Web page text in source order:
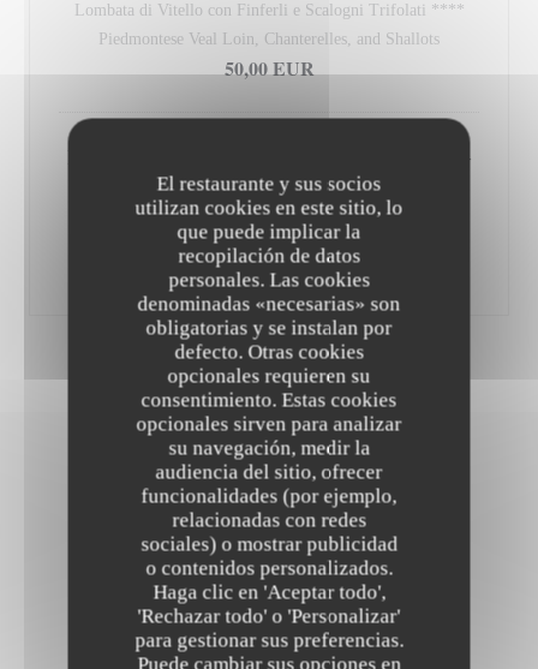
El restaurante y sus socios
utilizan cookies en este sitio, lo
que puede implicar la
recopilación de datos
personales. Las cookies
denominadas «necesarias» son
obligatorias y se instalan por
defecto. Otras cookies
opcionales requieren su
consentimiento. Estas cookies
opcionales sirven para analizar
su navegación, medir la
audiencia del sitio, ofrecer
funcionalidades (por ejemplo,
relacionadas con redes
sociales) o mostrar publicidad
o contenidos personalizados.
Haga clic en 'Aceptar todo',
'Rechazar todo' o 'Personalizar'
para gestionar sus preferencias.
Puede cambiar sus opciones en
Lombata di Vitello con Finferli e Scalogni Trifolati ****
Piedmontese Veal Loin, Chanterelles, and Shallots
50,00 EUR
Daurade Royale, rôtie entière à la livournaise -
Pour deux
Orata Reale al Forno come a Livorno - Per Due Roasted
Whole Royal Seabream, Livornese Style - For Two
125,00 EUR
Prix net TTC - Service compris- prix en Euros
DESSERTS
DOLCI